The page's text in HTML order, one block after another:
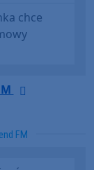
chce
FM